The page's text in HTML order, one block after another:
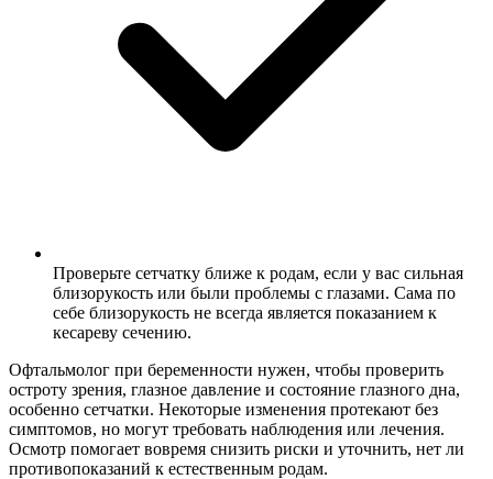
Проверьте сетчатку ближе к родам, если у вас сильная
близорукость или были проблемы с глазами. Сама по
себе близорукость не всегда является показанием к
кесареву сечению.
Офтальмолог при беременности нужен, чтобы проверить
остроту зрения, глазное давление и состояние глазного дна,
особенно сетчатки. Некоторые изменения протекают без
симптомов, но могут требовать наблюдения или лечения.
Осмотр помогает вовремя снизить риски и уточнить, нет ли
противопоказаний к естественным родам.